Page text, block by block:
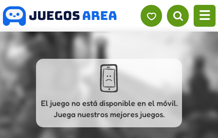
El juego no está disponible en el móvil.
Juega nuestros mejores juegos.